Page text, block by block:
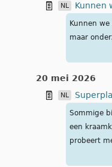
NL Kunnen
Kunnen
maar
20 mei 2026
NL
Sommige
een
probeert